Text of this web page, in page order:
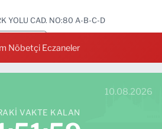
YOLU CAD. NO:80 A-B-C-D
Nöbetçi Eczaneler
10.08.2026
VAKTE KALAN